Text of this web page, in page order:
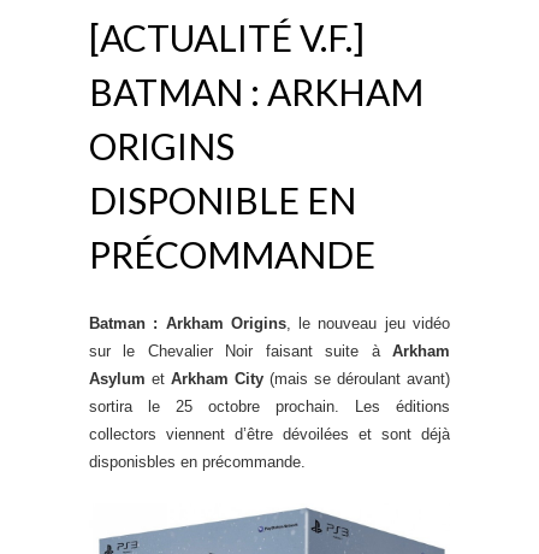
[ACTUALITÉ V.F.]
BATMAN : ARKHAM
ORIGINS
DISPONIBLE EN
PRÉCOMMANDE
Batman : Arkham Origins, le nouveau jeu vidéo
sur le Chevalier Noir faisant suite à Arkham
Asylum et Arkham City (mais se déroulant avant)
sortira le 25 octobre prochain. Les éditions
collectors viennent d’être dévoilées et sont déjà
disponisbles en précommande.